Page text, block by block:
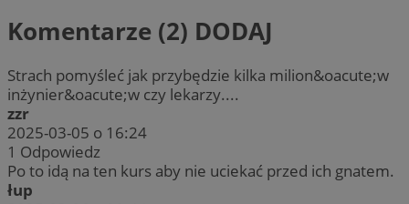
Komentarze (2) DODAJ
Strach pomyśleć jak przybędzie kilka milion&oacute;w
inżynier&oacute;w czy lekarzy....
zzr
2025-03-05 o 16:24
1 Odpowiedz
Po to idą na ten kurs aby nie uciekać przed ich gnatem.
łup